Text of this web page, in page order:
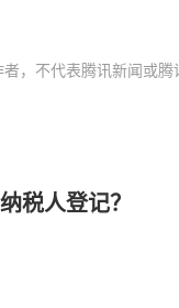
，不代表腾讯新闻或腾
税人登记？